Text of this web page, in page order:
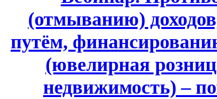
(отмыванию)
путём,
(ювелирная
недвижимость) –